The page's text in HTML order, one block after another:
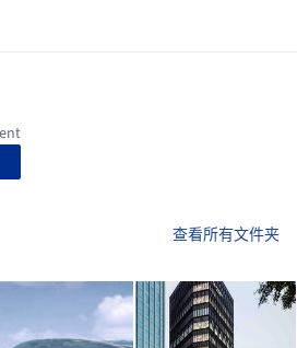
查看所有文件夹